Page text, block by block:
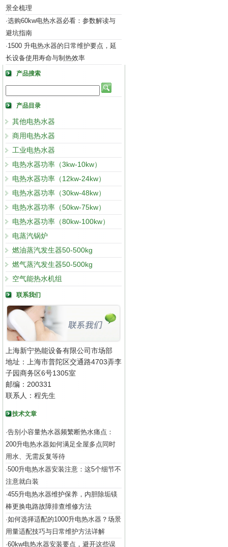
景全梳理
·选购60kw电热水器必看：参数解读与
避坑指南
·1500 升电热水器的日常维护要点，延
长设备使用寿命与制热效率
产品搜索
产品目录
其他电热水器
商用电热水器
工业电热水器
电热水器功率（3kw-10kw）
电热水器功率（12kw-24kw）
电热水器功率（30kw-48kw）
电热水器功率（50kw-75kw）
电热水器功率（80kw-100kw）
电蒸汽锅炉
燃油蒸汽发生器50-500kg
燃气蒸汽发生器50-500kg
空气能热水机组
联系我们
上海新宁热能设备有限公司市场部
地址：上海市普陀区交通路4703弄李
子园商务区6号1305室
邮编：200331
联系人：程先生
技术文章
·告别小容量热水器频繁断热水痛点：
200升电热水器如何满足全屋多点同时
用水、无需反复等待
·500升电热水器安装注意：这5个细节不
注意就白装
·455升电热水器维护保养，内胆除垢镁
棒更换电路故障排查维修方法
·如何选择适配的1000升电热水器？场景
用量适配技巧与日常维护方法详解
·60kw电热水器安装要点，避开这些误